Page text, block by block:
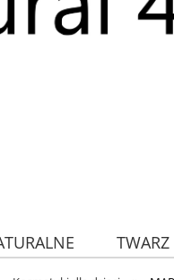
TWARZ